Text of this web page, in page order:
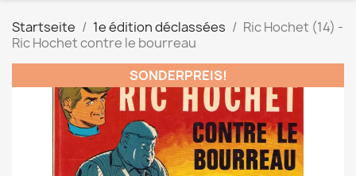
Startseite 1e édition déclassées
Ric Hochet (14) -
Ric Hochet contre le bourreau
SONDERPREIS!